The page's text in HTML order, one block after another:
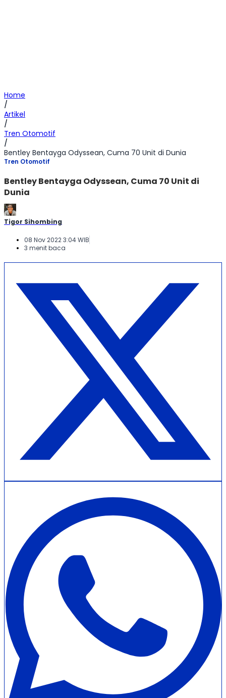
Home
/
Artikel
/
Tren Otomotif
/
Bentley Bentayga Odyssean, Cuma 70 Unit di Dunia
Tren Otomotif
Bentley Bentayga Odyssean, Cuma 70 Unit di
Dunia
Tigor Sihombing
08 Nov 2022 3:04 WIB
3 menit baca